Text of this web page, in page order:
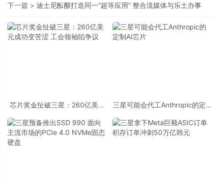
下一篇 > 迪士尼酝酿打造同一“超等应用” 整合流媒体与乐土办事
芯片奖金扯破三星：260亿美元
三星可能会代工Anthropic的定制